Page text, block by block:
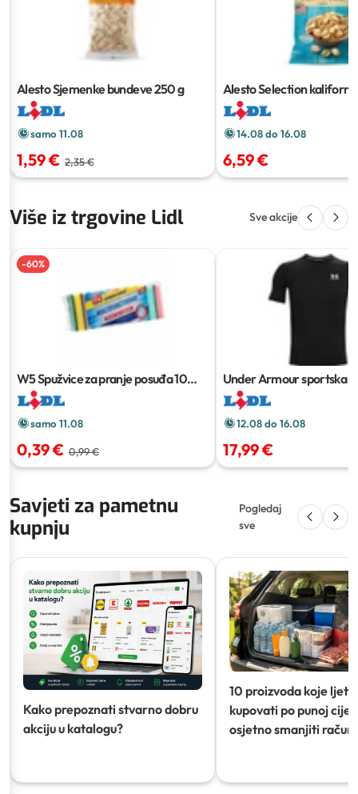
Alesto Sjemenke bundeve250 g
samo 11.08
1,59 € 2,35 €
Alesto Selection
pistacije
14.08 do 16.08
6,59 €
Više iz trgovine Lidl Sve akcije
-60%
W5 Spužvice za pranje posuđa10
kom
samo 11.08
0,39 € 0,99 €
Under Armour sportska
12.08 do 16.08
17,99 €
Savjeti za pametnu
kupnju
Pogledaj
sve
Kako prepoznati stvarno dobru
akciju u katalogu?
10 proizvoda koje ljeti
kupovati po punoj
osjetno smanjiti račun)